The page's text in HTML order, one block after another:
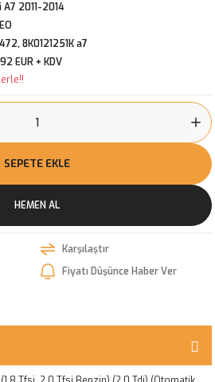
A7 2011-2014
8K0121251K a7
EUR + KDV
SEPETE EKLE
HEMEN AL
Karşılaştır
Fiyatı Düşünce Haber Ver